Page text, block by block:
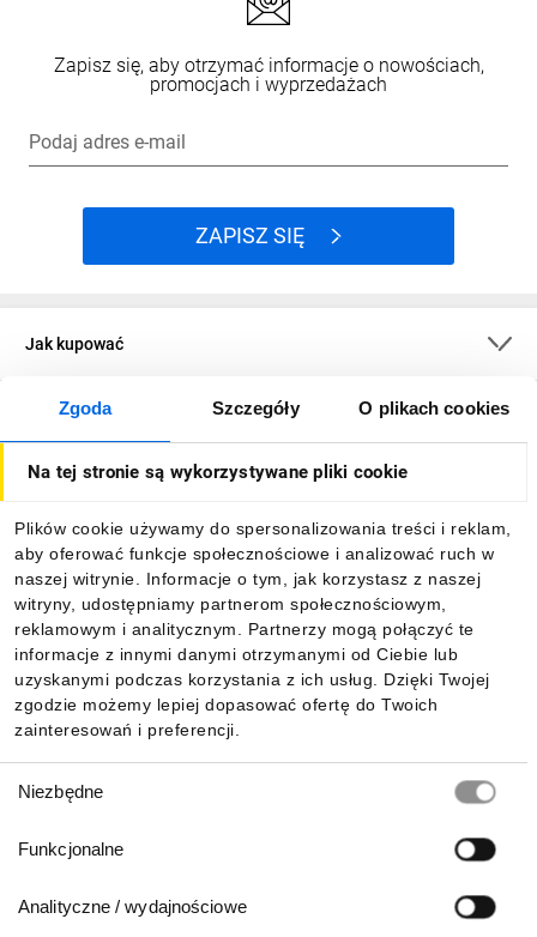
Zgoda Szczegóły O plikach cookies
Na tej stronie są wykorzystywane pliki cookie
Plików cookie używamy do spersonalizowania treści i reklam,
aby oferować funkcje społecznościowe i analizować ruch w
naszej witrynie. Informacje o tym, jak korzystasz z naszej
witryny, udostępniamy partnerom społecznościowym,
reklamowym i analitycznym. Partnerzy mogą połączyć te
informacje z innymi danymi otrzymanymi od Ciebie lub
uzyskanymi podczas korzystania z ich usług. Dzięki Twojej
zgodzie możemy lepiej dopasować ofertę do Twoich
zainteresowań i preferencji.
zgody
Niezbędne
Funkcjonalne
Analityczne / wydajnościowe
Zapisz się, aby otrzymać informacje o nowościach,
promocjach i wyprzedażach
Podaj adres e-mail
ZAPISZ SIĘ
Jak kupować
O firmie
Informacje
Pobierz naszą aplikację mobilną: